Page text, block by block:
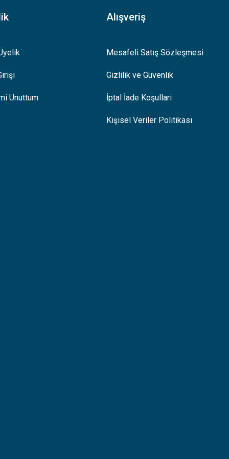
Unuttum
Alışveriş
Mesafeli Satış Sözleşmesi
Gizlilik ve Güvenlik
İptal İade Koşullari
Kişisel Veriler Politikası